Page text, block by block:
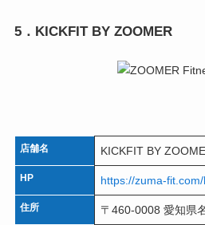
5．KICKFIT BY ZOOMER
店舗名 KICKFIT BY
HP https://zuma-
住所 〒460-0008 愛知県